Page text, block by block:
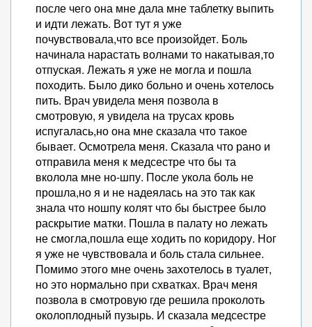
после чего она мне дала мне таблетку выпить
и идти лежать. Вот тут я уже
почувствовала,что все произойдет. Боль
начинала нарастать волнами то накатывая,то
отпуская. Лежать я уже не могла и пошла
походить. Было дико больно и очень хотелось
пить. Врач увидела меня позвола в
смотровую, я увидела на трусах кровь
испугалась,но она мне сказала что такое
бывает. Осмотрела меня. Сказала что рано и
отправила меня к медсестре что бы та
вколола мне но-шпу. После укола боль не
прошла,но я и не надеялась на это так как
знала что ношпу колят что бы быстрее было
раскрытие матки. Пошла в палату но лежать
не смогла,пошла еще ходить по коридору. Ног
я уже не чувствовала и боль стала сильнее.
Помимо этого мне очень захотелось в туалет,
но это нормально при схватках. Врач меня
позвола в смотровую где решила проколоть
околоплодный пузырь. И сказала медсестре